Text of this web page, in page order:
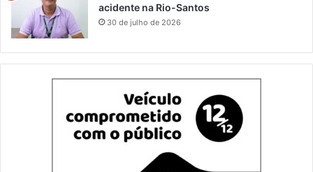
acidente na Rio-Santos
30 de julho de 2026